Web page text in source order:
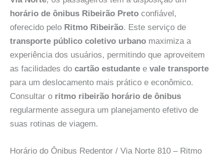
horário de ônibus Ribeirão Preto confiável,
oferecido pelo Ritmo Ribeirão. Este serviço de
transporte público coletivo urbano maximiza a
experiência dos usuários, permitindo que aproveitem
as facilidades do cartão estudante e vale transporte
para um deslocamento mais prático e econômico.
Consultar o ritmo ribeirão horário de ônibus
regularmente assegura um planejamento efetivo de
suas rotinas de viagem.
Horário do Ônibus Redentor / Via Norte 810 – Ritmo